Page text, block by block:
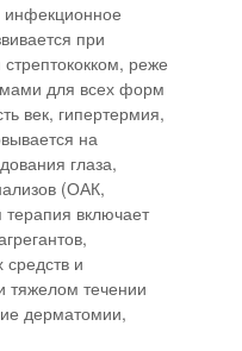
инфекционное
при
реже
для всех форм
век, гипертермия,
на
глаза,
(ОАК,
включает
и
тяжелом течении
дерматомии,